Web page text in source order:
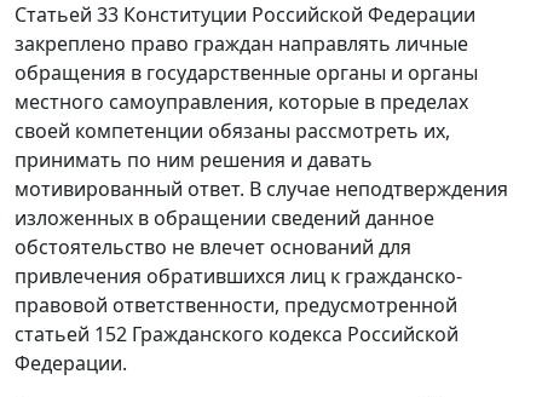
Статьей 33 Конституции Российской Федерации
закреплено право граждан направлять личные
обращения в государственные органы и органы
местного самоуправления, которые в пределах
своей компетенции обязаны рассмотреть их,
принимать по ним решения и давать
мотивированный ответ. В случае неподтверждения
изложенных в обращении сведений данное
обстоятельство не влечет оснований для
привлечения обратившихся лиц к гражданско-
правовой ответственности, предусмотренной
статьей 152 Гражданского кодекса Российской
Федерации.